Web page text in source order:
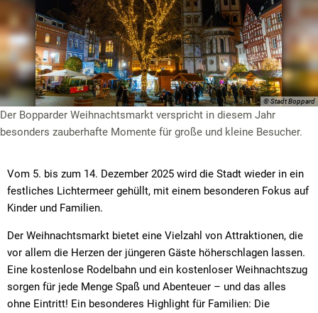
Gewerberegisterauskunft
Grundsteuerreform
Haushaltsplan
Satzungen und Richtlinien
Anlegezeiten
© Stadt Boppard
Der Bopparder Weihnachtsmarkt verspricht in diesem Jahr
besonders zauberhafte Momente für große und kleine Besucher.
Vom 5. bis zum 14. Dezember 2025 wird die Stadt wieder in ein
festliches Lichtermeer gehüllt, mit einem besonderen Fokus auf
Kinder und Familien.
Der Weihnachtsmarkt bietet eine Vielzahl von Attraktionen, die
vor allem die Herzen der jüngeren Gäste höherschlagen lassen.
Eine kostenlose Rodelbahn und ein kostenloser Weihnachtszug
sorgen für jede Menge Spaß und Abenteuer – und das alles
ohne Eintritt! Ein besonderes Highlight für Familien: Die